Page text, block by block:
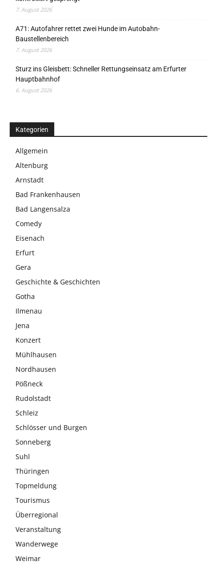
7. August 2026
A71: Autofahrer rettet zwei Hunde im Autobahn-
Baustellenbereich
7. August 2026
Sturz ins Gleisbett: Schneller Rettungseinsatz am Erfurter
Hauptbahnhof
6. August 2026
Kategorien
Allgemein
Altenburg
Arnstadt
Bad Frankenhausen
Bad Langensalza
Comedy
Eisenach
Erfurt
Gera
Geschichte & Geschichten
Gotha
Ilmenau
Jena
Konzert
Mühlhausen
Nordhausen
Pößneck
Rudolstadt
Schleiz
Schlösser und Burgen
Sonneberg
Suhl
Thüringen
Topmeldung
Tourismus
Überregional
Veranstaltung
Wanderwege
Weimar